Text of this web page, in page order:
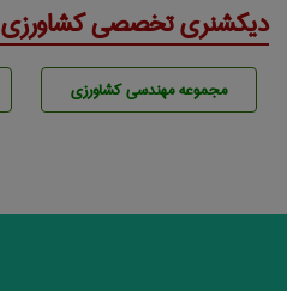
دیکشنری تخصصی کشاورزی
مجموعه مهندسی كشاورزی